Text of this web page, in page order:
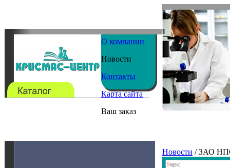
О компании
Новости
Контакты
Карта сайта
Ваш заказ
Новости / ЗАО